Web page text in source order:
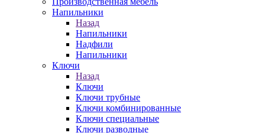
Напильники
Назад
Напильники
Надфили
Напильники
Ключи
Назад
Ключи
Ключи трубные
Ключи комбинированные
Ключи специальные
Ключи разводные